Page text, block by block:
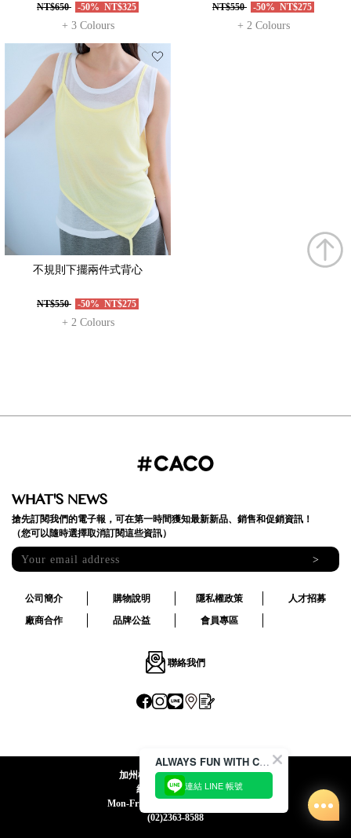
NT$650 -50% NT$325
+ 3 Colours
NT$550 -50% NT$275
+ 2 Colours
不規則下擺兩件式背心
NT$550 -50% NT$275
+ 2 Colours
WHAT'S NEWS
搶先訂閱我們的電子報，可在第一時間獲知最新新品、銷售和促銷資訊！
（您可以隨時選擇取消訂閱這些資訊）
>
公司簡介 購物說明 隱私權政策
人才招募
廠商合作
品牌公益 會員專區
聯絡我們
加州椰子國際股份有限公司
統一編號:24492069
Mon-Fri 09:00-12:30 / 13:30-18:00
(02)2363-8588
ALWAYS FUN WITH CACO !
連結 LINE 帳號